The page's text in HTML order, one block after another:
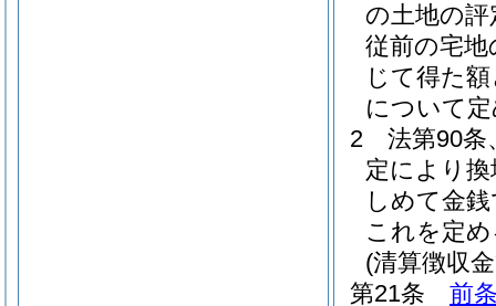
の土地の
従前の宅
じて得た
について
2
法第90条
定により
しめて金
これを定
(清算徴収
第21条
前